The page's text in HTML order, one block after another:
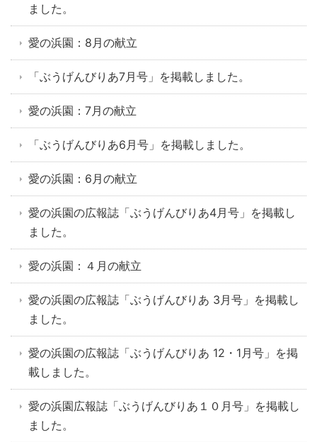
ました。
愛の浜園：8月の献立
「ぶうげんびりあ7月号」を掲載しました。
愛の浜園：7月の献立
「ぶうげんびりあ6月号」を掲載しました。
愛の浜園：6月の献立
愛の浜園の広報誌「ぶうげんびりあ4月号」を掲載し
ました。
愛の浜園：４月の献立
愛の浜園の広報誌「ぶうげんびりあ 3月号」を掲載し
ました。
愛の浜園の広報誌「ぶうげんびりあ 12・1月号」を掲
載しました。
愛の浜園広報誌「ぶうげんびりあ１０月号」を掲載し
ました。